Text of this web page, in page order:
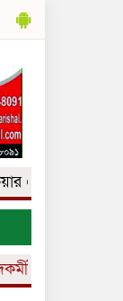
নার্সিং হোম এর
চলছে।